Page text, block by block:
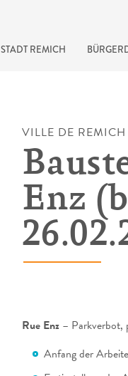
STADT REMICH
VILLE DE
Enz
Rue Enz– Parkverbot,
Anfang der